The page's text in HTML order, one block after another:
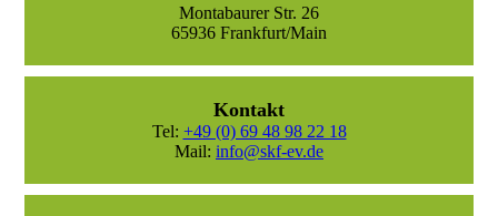
Montabaurer Str. 26
65936 Frankfurt/Main
Kontakt
Tel: +49 (0) 69 48 98 22 18
Mail: info@skf-ev.de